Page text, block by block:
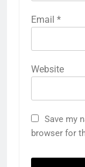
Email *
Website
Save my
browser for
5